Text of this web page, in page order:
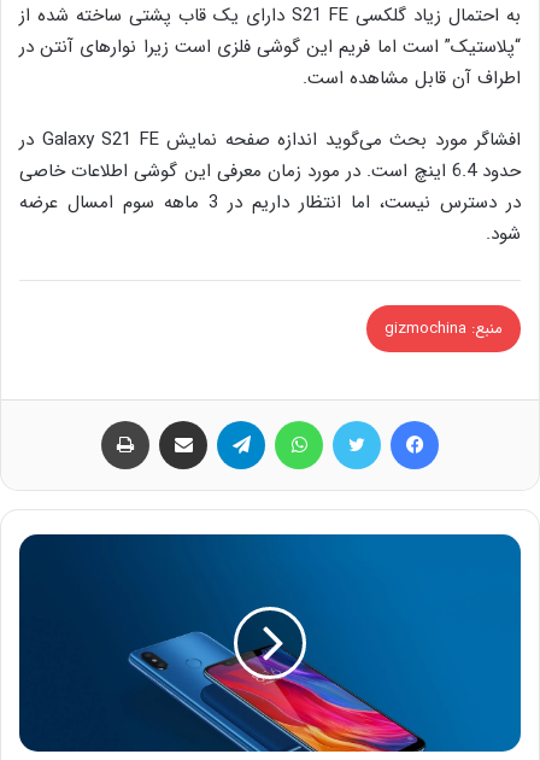
به احتمال زیاد گلکسی S21 FE دارای یک قاب پشتی ساخته شده از
“پلاستیک” است اما فریم این گوشی فلزی است زیرا نوارهای آنتن در
اطراف آن قابل مشاهده است.
افشاگر مورد بحث می‌گوید اندازه صفحه نمایش Galaxy S21 FE در
حدود 6.4 اینچ است. در مورد زمان معرفی این گوشی اطلاعات خاصی
در دسترس نیست، اما انتظار داریم در 3 ماهه سوم امسال عرضه
شود‌.
منبع: gizmochina